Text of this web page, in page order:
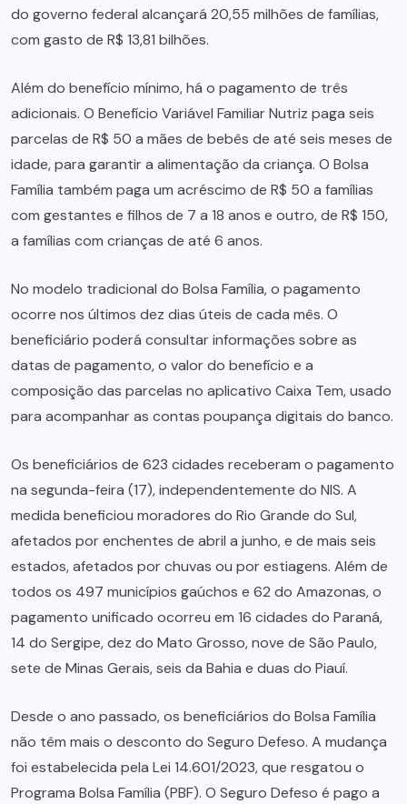
do governo federal alcançará 20,55 milhões de famílias,
com gasto de R$ 13,81 bilhões.
Além do benefício mínimo, há o pagamento de três
adicionais. O Benefício Variável Familiar Nutriz paga seis
parcelas de R$ 50 a mães de bebês de até seis meses de
idade, para garantir a alimentação da criança. O Bolsa
Família também paga um acréscimo de R$ 50 a famílias
com gestantes e filhos de 7 a 18 anos e outro, de R$ 150,
a famílias com crianças de até 6 anos.
No modelo tradicional do Bolsa Família, o pagamento
ocorre nos últimos dez dias úteis de cada mês. O
beneficiário poderá consultar informações sobre as
datas de pagamento, o valor do benefício e a
composição das parcelas no aplicativo Caixa Tem, usado
para acompanhar as contas poupança digitais do banco.
Os beneficiários de 623 cidades receberam o pagamento
na segunda-feira (17), independentemente do NIS. A
medida beneficiou moradores do Rio Grande do Sul,
afetados por enchentes de abril a junho, e de mais seis
estados, afetados por chuvas ou por estiagens. Além de
todos os 497 municípios gaúchos e 62 do Amazonas, o
pagamento unificado ocorreu em 16 cidades do Paraná,
14 do Sergipe, dez do Mato Grosso, nove de São Paulo,
sete de Minas Gerais, seis da Bahia e duas do Piauí.
Desde o ano passado, os beneficiários do Bolsa Família
não têm mais o desconto do Seguro Defeso. A mudança
foi estabelecida pela Lei 14.601/2023, que resgatou o
Programa Bolsa Família (PBF). O Seguro Defeso é pago a